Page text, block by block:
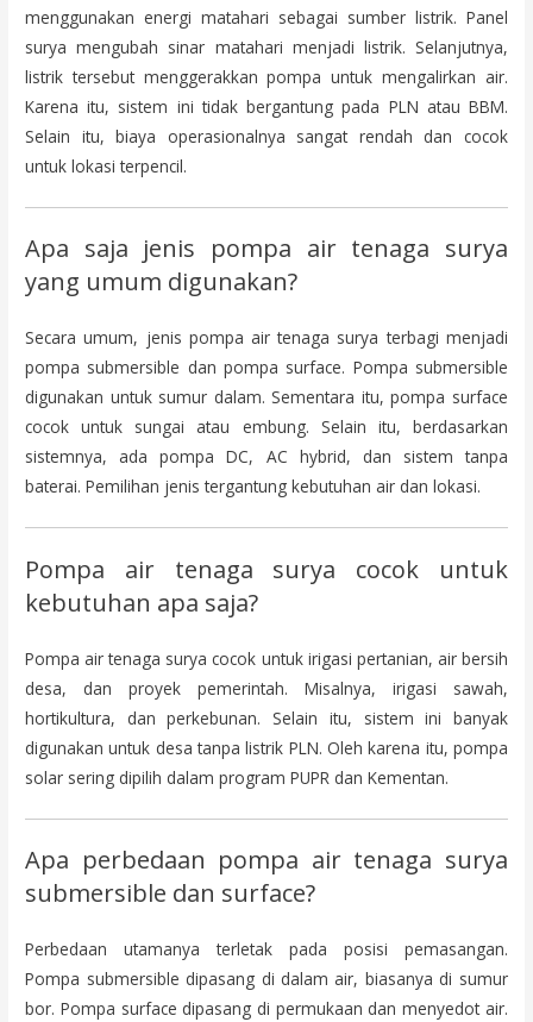
menggunakan energi matahari sebagai sumber listrik. Panel
surya mengubah sinar matahari menjadi listrik. Selanjutnya,
listrik tersebut menggerakkan pompa untuk mengalirkan air.
Karena itu, sistem ini tidak bergantung pada PLN atau BBM.
Selain itu, biaya operasionalnya sangat rendah dan cocok
untuk lokasi terpencil.
Apa saja jenis pompa air tenaga surya
yang umum digunakan?
Secara umum, jenis pompa air tenaga surya terbagi menjadi
pompa submersible dan pompa surface. Pompa submersible
digunakan untuk sumur dalam. Sementara itu, pompa surface
cocok untuk sungai atau embung. Selain itu, berdasarkan
sistemnya, ada pompa DC, AC hybrid, dan sistem tanpa
baterai. Pemilihan jenis tergantung kebutuhan air dan lokasi.
Pompa air tenaga surya cocok untuk
kebutuhan apa saja?
Pompa air tenaga surya cocok untuk irigasi pertanian, air bersih
desa, dan proyek pemerintah. Misalnya, irigasi sawah,
hortikultura, dan perkebunan. Selain itu, sistem ini banyak
digunakan untuk desa tanpa listrik PLN. Oleh karena itu, pompa
solar sering dipilih dalam program PUPR dan Kementan.
Apa perbedaan pompa air tenaga surya
submersible dan surface?
Perbedaan utamanya terletak pada posisi pemasangan.
Pompa submersible dipasang di dalam air, biasanya di sumur
bor. Pompa surface dipasang di permukaan dan menyedot air.